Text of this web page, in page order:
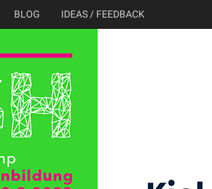
BLOG IDEAS / FEEDBACK